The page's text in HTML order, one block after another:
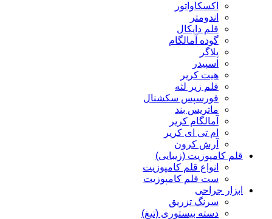
اکسکاواتور
اندومتر
قلم دایکال
گوده آمالگام
پلاگر
اسپیدر
هیت کریر
قلم زیر لثه
فورسپس سکشنال
ماتریس بند
آمالگام کریر
ام تی ای کریر
آرش کرون
قلم کامپوزیت (زیبایی)
انواع قلم کامپوزیت
ست قلم کامپوزیت
ابزار جراحی
سرنگ تزریق
دسته بیستوری (تیغ)